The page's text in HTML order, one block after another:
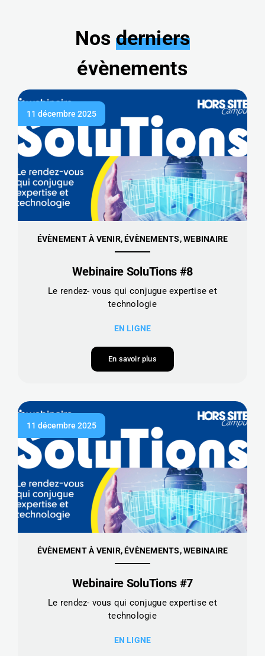
Nos derniers
évènements
11 décembre 2025
ÉVÈNEMENT À VENIR, ÉVÈNEMENTS, WEBINAIRE
Webinaire SoluTions #8
Le rendez- vous qui conjugue expertise et
technologie
EN LIGNE
En savoir plus
11 décembre 2025
ÉVÈNEMENT À VENIR, ÉVÈNEMENTS, WEBINAIRE
Webinaire SoluTions #7
Le rendez- vous qui conjugue expertise et
technologie
EN LIGNE